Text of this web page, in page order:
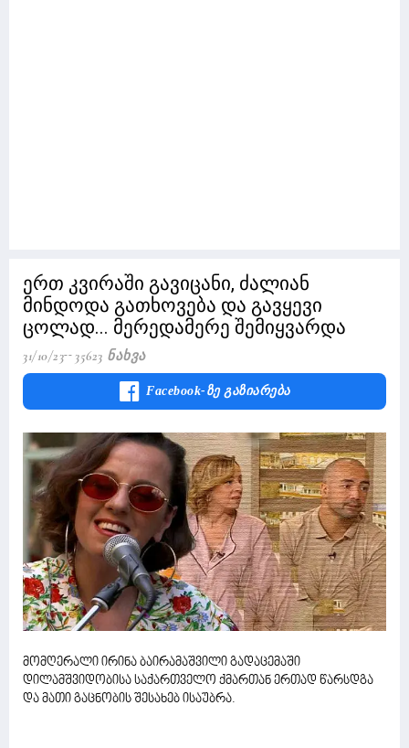
ერთ კვირაში გავიცანი, ძალიან
მინდოდა გათხოვება და გავყევი
ცოლად... მერედამერე შემიყვარდა
31/10/23 35623 Ნახვა
Facebook-Ზე Გაზიარება
მომღერალი ირინა ბაირამაშვილი გადაცემაში
დილამშვიდობისა საქართველო ქმართან ერთად წარსდგა
და მათი გაცნობის შესახებ ისაუბრა.